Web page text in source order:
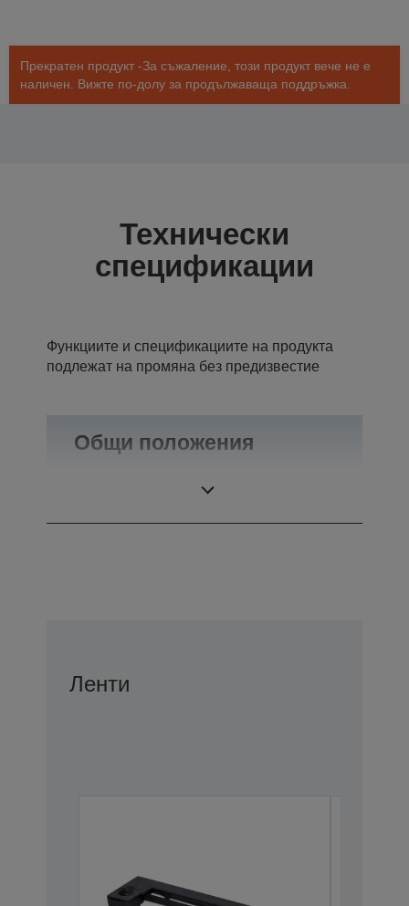
Прекратен продукт -За съжаление, този продукт вече не е
наличен. Вижте по-долу за продължаваща поддръжка.
Технически
спецификации
Функциите и спецификациите на продукта
подлежат на промяна без предизвестие
Общи положения
Ленти